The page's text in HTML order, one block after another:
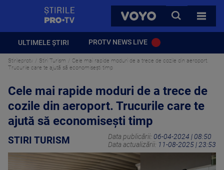
VOYO
CAUTA
TOATE
ULTIMELE ȘTIRI PROTV NEWS LIVE
Stirileprotv Stiri Turism
Cele mai rapide moduri de a trece de cozile din aeroport.
Trucurile care te ajută să economisești timp
Cele mai rapide moduri de a trece de
cozile din aeroport. Trucurile care te
ajută să economisești timp
STIRI TURISM Data publicării: 06-04-2024 | 08:50
Data actualizării: 11-08-2025 | 23:53